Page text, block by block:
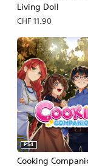
Living Doll
CHF 11.90
Cooking
PS4